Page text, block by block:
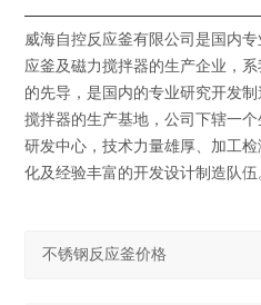
威海自控反应釜有限公司是国内
应釜及磁力搅拌器的生产企业，
的先导，是国内的专业研究开发
搅拌器的生产基地，公司下辖一
研发中心，技术力量雄厚、加工
化及经验丰富的开发设计制造队伍